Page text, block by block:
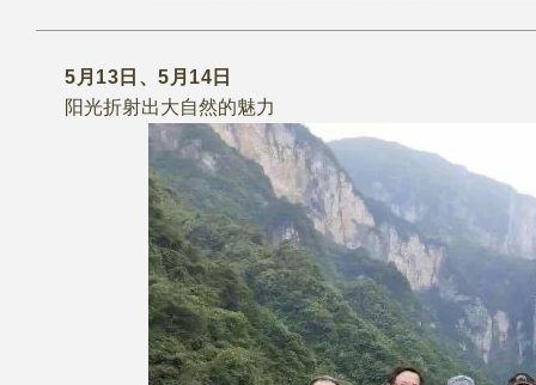
5月13日、5月14日
阳光折射出大自然的魅力